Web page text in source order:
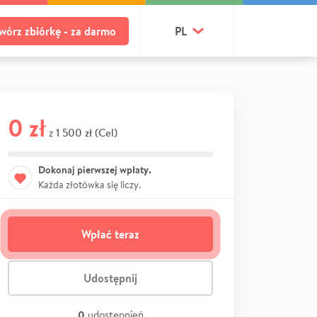
zbiórkę - za darmo PL
0 zł z 1 500 zł (Cel)
Dokonaj pierwszej wpłaty.
Każda złotówka się liczy.
Wpłać teraz
Udostępnij